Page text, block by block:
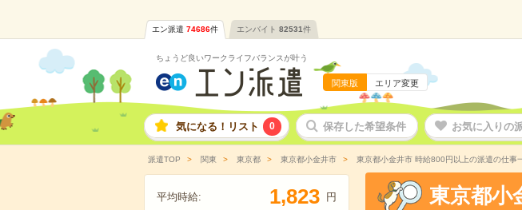
エン派遣 74686件 エンバイト 82531件
ちょうど良いワークライフバランスが叶う
関東版 エリア変更
気になる！リスト 0 保存した希望条件 お気に入りの
派遣TOP 関東 東京都 東京都小金井市 東京都小金井市 時給800円以上の派遣の仕事
平均時給: 1,823 円 東京都小